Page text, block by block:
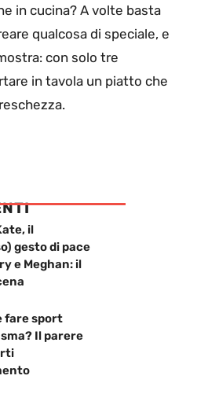
in cucina? A volte basta
qualcosa di speciale, e
con solo tre
in tavola un piatto che
il
gesto di pace
e Meghan: il
fare sport
Il parere